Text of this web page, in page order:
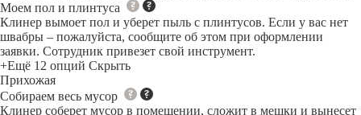
Моем пол и плинтуса
Клинер вымоет пол и уберет пыль с плинтусов. Если у вас нет
швабры – пожалуйста, сообщите об этом при оформлении
заявки. Сотрудник привезет свой инструмент.
+Ещё 12 опций Скрыть
Прихожая
Собираем весь мусор
Клинер соберет мусор в помещении, сложит в мешки и вынесет